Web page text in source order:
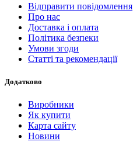
Відправити повідомлення
Про нас
Доставка і оплата
Політика безпеки
Умови згоди
Статті та рекомендації
Додатково
Виробники
Як купити
Карта сайту
Новини